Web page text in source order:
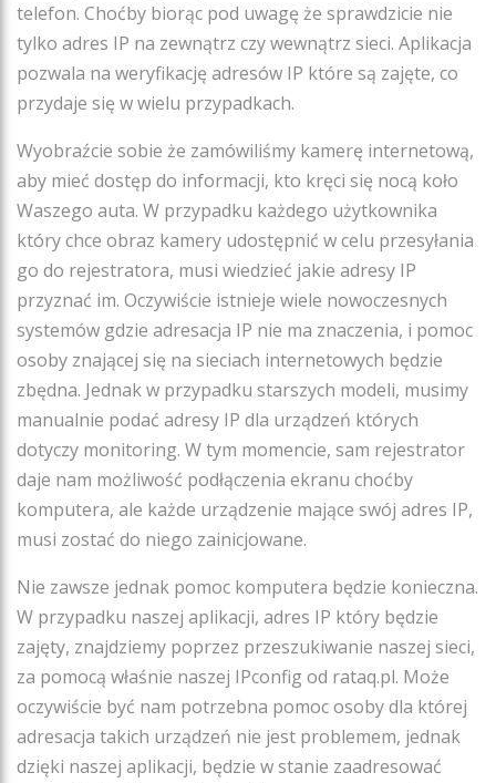
telefon. Choćby biorąc pod uwagę że sprawdzicie nie
tylko adres IP na zewnątrz czy wewnątrz sieci. Aplikacja
pozwala na weryfikację adresów IP które są zajęte, co
przydaje się w wielu przypadkach.
Wyobraźcie sobie że zamówiliśmy kamerę internetową,
aby mieć dostęp do informacji, kto kręci się nocą koło
Waszego auta. W przypadku każdego użytkownika
który chce obraz kamery udostępnić w celu przesyłania
go do rejestratora, musi wiedzieć jakie adresy IP
przyznać im. Oczywiście istnieje wiele nowoczesnych
systemów gdzie adresacja IP nie ma znaczenia, i pomoc
osoby znającej się na sieciach internetowych będzie
zbędna. Jednak w przypadku starszych modeli, musimy
manualnie podać adresy IP dla urządzeń których
dotyczy monitoring. W tym momencie, sam rejestrator
daje nam możliwość podłączenia ekranu choćby
komputera, ale każde urządzenie mające swój adres IP,
musi zostać do niego zainicjowane.
Nie zawsze jednak pomoc komputera będzie konieczna.
W przypadku naszej aplikacji, adres IP który będzie
zajęty, znajdziemy poprzez przeszukiwanie naszej sieci,
za pomocą właśnie naszej IPconfig od rataq.pl. Może
oczywiście być nam potrzebna pomoc osoby dla której
adresacja takich urządzeń nie jest problemem, jednak
dzięki naszej aplikacji, będzie w stanie zaadresować